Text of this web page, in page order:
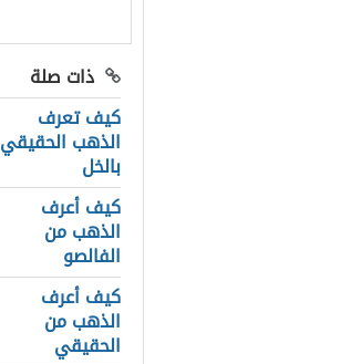
ذات صلة
كيف تعرف
الذهب الحقيقي
بالخل
كيف أعرف
الذهب من
الفالصو
كيف أعرف
الذهب من
الحقيقي